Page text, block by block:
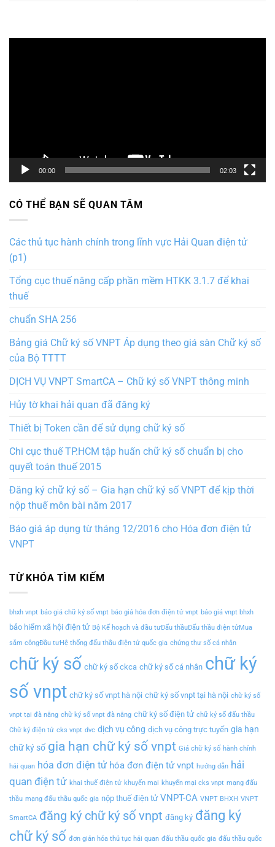
00:00 02:03
CÓ THỂ BẠN SẼ QUAN TÂM
Các thủ tục hành chính trong lĩnh vực Hải Quan điện tử
(p1)
Tổng cục thuế nâng cấp phần mềm HTKK 3.1.7 để khai
thuế
chuẩn SHA 256
Bảng giá Chữ ký số VNPT Áp dụng theo giá sàn Chữ ký số
của Bộ TTTT
DỊCH VỤ VNPT SmartCA – Chữ ký số VNPT thông minh
Hủy tờ khai hải quan đã đăng ký
Thiết bị Token cần để sử dụng chữ ký số
Chi cục thuế TP.HCM tập huấn chữ ký số chuẩn bị cho
quyết toán thuế 2015
Đăng ký chữ ký số – Gia hạn chữ ký số VNPT để kịp thời
nộp thuế môn bài năm 2017
Báo giá áp dụng từ tháng 12/2016 cho Hóa đơn điện tử
VNPT
TỪ KHÓA TÌM KIẾM
bhxh vnpt báo giá chữ ký số vnpt báo giá hóa đơn điện tử vnpt báo giá vnpt bhxh
bảo hiểm xã hội điện tử Bộ Kế hoạch và đầu tưĐấu thầuĐấu thầu điện tửMua
sắm côngĐầu tưHệ thống đấu thầu điện tử quốc gia chứng thư số cá nhân
chữ ký số chữ ký số ckca chữ ký số cá nhân chữ ký
số vnpt chữ ký số vnpt hà nội chữ ký số vnpt tại hà nội chữ ký số
vnpt tại đà nẵng chữ ký số vnpt đà nẵng chữ ký số điện tử chữ ký số đấu thầu
Chữ ký điện tử cks vnpt dvc dịch vụ công dịch vụ công trực tuyến gia hạn
chữ ký số gia hạn chữ ký số vnpt Giá chữ ký số hành chính
hải quan hóa đơn điện tử hóa đơn điện tử vnpt hướng dẫn hải
quan điện tử khai thuế điện tử khuyến mại khuyến mại cks vnpt mạng đấu
thầu mạng đấu thầu quốc gia nộp thuế điện tử VNPT-CA VNPT BHXH VNPT
SmartCA đăng ký chữ ký số vnpt đăng ký đăng ký
chữ ký số đơn giản hóa thủ tục hải quan đấu thầu quốc gia đấu thầu quốc